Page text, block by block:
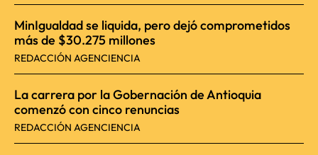
MinIgualdad se liquida, pero dejó comprometidos
más de $30.275 millones
REDACCIÓN AGENCIENCIA
La carrera por la Gobernación de Antioquia
comenzó con cinco renuncias
REDACCIÓN AGENCIENCIA